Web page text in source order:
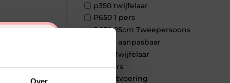
p350 twijfelaar
P650 1 pers
P650 25cm Tweepersoons
een kern aanpasbaar
P650 Twijfelaar
Toppers
Maatvoering